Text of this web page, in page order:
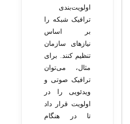
اولویت‌بندی
ترافیک شبکه را
بر اساس
نیازهای سازمان
تنظیم کنند. برای
مثال، می‌توان
ترافیک صوتی و
ویدئویی را در
اولویت قرار داد
تا در هنگام